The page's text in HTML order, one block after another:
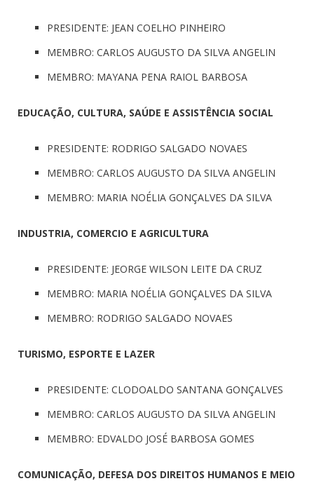
PRESIDENTE: JEAN COELHO PINHEIRO
MEMBRO: CARLOS AUGUSTO DA SILVA ANGELIN
MEMBRO: MAYANA PENA RAIOL BARBOSA
EDUCAÇÃO, CULTURA, SAÚDE E ASSISTÊNCIA SOCIAL
PRESIDENTE: RODRIGO SALGADO NOVAES
MEMBRO: CARLOS AUGUSTO DA SILVA ANGELIN
MEMBRO: MARIA NOÉLIA GONÇALVES DA SILVA
INDUSTRIA, COMERCIO E AGRICULTURA
PRESIDENTE: JEORGE WILSON LEITE DA CRUZ
MEMBRO: MARIA NOÉLIA GONÇALVES DA SILVA
MEMBRO: RODRIGO SALGADO NOVAES
TURISMO, ESPORTE E LAZER
PRESIDENTE: CLODOALDO SANTANA GONÇALVES
MEMBRO: CARLOS AUGUSTO DA SILVA ANGELIN
MEMBRO: EDVALDO JOSÉ BARBOSA GOMES
COMUNICAÇÃO, DEFESA DOS DIREITOS HUMANOS E MEIO